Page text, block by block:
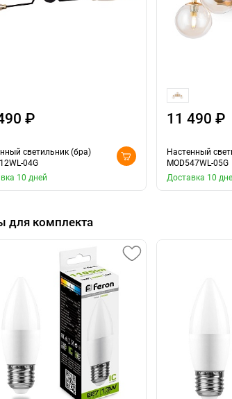
₽
светильник (бра)
04G
10 дней
11 490 ₽
Настенный
MOD547WL-05G
Доставка 10
для комплекта